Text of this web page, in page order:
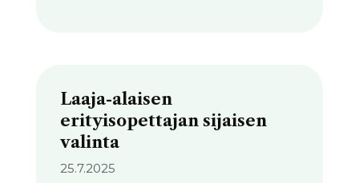
Laaja-alaisen
erityisopettajan sijaisen
valinta
25.7.2025